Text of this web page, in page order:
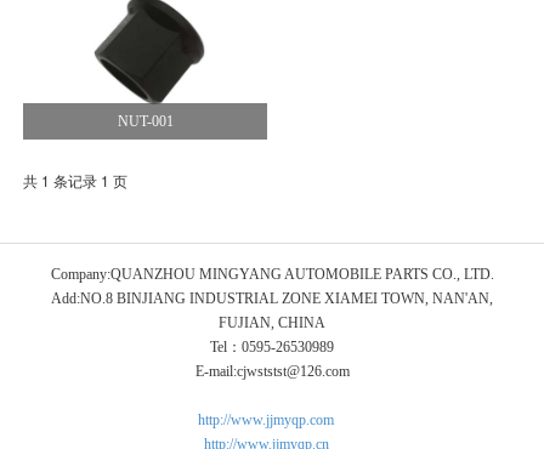
NUT-001
共 1 条记录 1 页
Company:QUANZHOU MINGYANG AUTOMOBILE PARTS CO., LTD.
Add:NO.8 BINJIANG INDUSTRIAL ZONE XIAMEI TOWN, NAN'AN,
FUJIAN, CHINA
Tel：0595-26530989
E-mail:cjwststst@126.com
http://www.jjmyqp.com
http://www.jjmyqp.cn